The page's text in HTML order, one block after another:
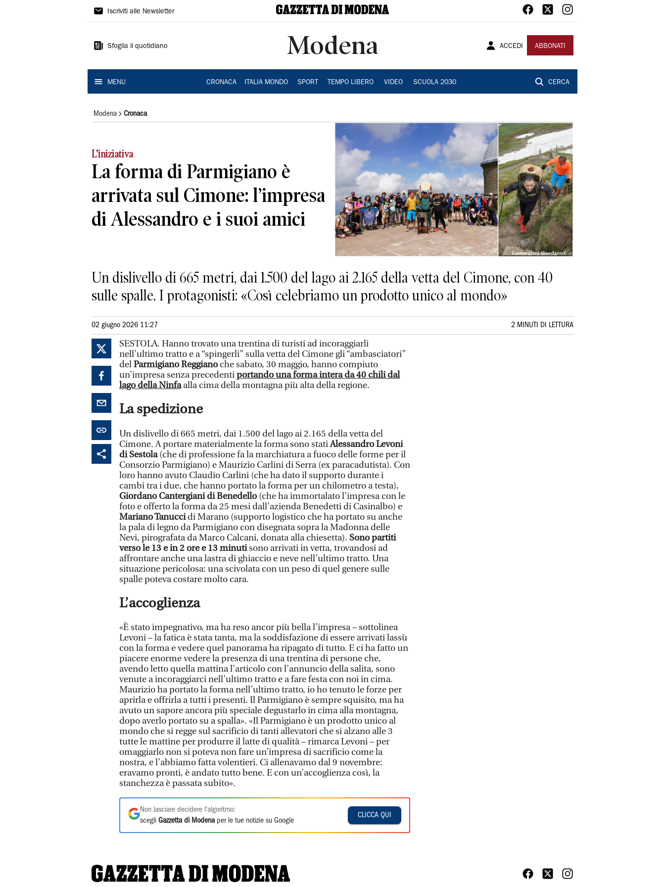
Gazzetta
Modena
Iscriviti alle Newsletter
Sfoglia il quotidiano Modena ACCEDI ABBONATI
MENU CRONACA ITALIA MONDO SPORT TEMPO LIBERO VIDEO SCUOLA 2030 CERCA
Modena Cronaca
L’iniziativa
La forma di Parmigiano è
arrivata sul Cimone: l’impresa
di Alessandro e i suoi amici
Un dislivello di 665 metri, dai 1.500 del lago ai 2.165 della vetta del Cimone, con 40
sulle spalle. I protagonisti: «Così celebriamo un prodotto unico al mondo»
02 giugno 2026 11:27 2 MINUTI DI LETTURA
SESTOLA. Hanno trovato una trentina di turisti ad incoraggiarli
nell’ultimo tratto e a “spingerli” sulla vetta del Cimone gli “ambasciatori”
delParmigiano Reggianoche sabato, 30 maggio, hanno compiuto
un’impresa senza precedentiportando una forma intera da 40 chili dal
lago della Ninfaalla cima della montagna più alta della regione.
La spedizione
Un dislivello di 665 metri, dai 1.500 del lago ai 2.165 della vetta del
Cimone. A portare materialmente la forma sono statiAlessandro Levoni
di Sestola(che di professione fa la marchiatura a fuoco delle forme per il
Consorzio Parmigiano) e Maurizio Carlini di Serra (ex paracadutista). Con
loro hanno avuto Claudio Carlini (che ha dato il supporto durante i
cambi tra i due, che hanno portato la forma per un chilometro a testa),
Giordano Cantergiani di Benedello(che ha immortalato l’impresa con le
foto e offerto la forma da 25 mesi dall’azienda Benedetti di Casinalbo) e
Mariano Tanuccidi Marano (supporto logistico che ha portato su anche
la pala di legno da Parmigiano con disegnata sopra la Madonna delle
Nevi, pirografata da Marco Calcani, donata alla chiesetta). Sono partiti
verso le 13 e in 2 ore e 13 minutisono arrivati in vetta, trovandosi ad
affrontare anche una lastra di ghiaccio e neve nell’ultimo tratto. Una
situazione pericolosa: una scivolata con un peso di quel genere sulle
spalle poteva costare molto cara.
L’accoglienza
«È stato impegnativo, ma ha reso ancor più bella l’impresa – sottolinea
Levoni – la fatica è stata tanta, ma la soddisfazione di essere arrivati lassù
con la forma e vedere quel panorama ha ripagato di tutto. E ci ha fatto un
piacere enorme vedere la presenza di una trentina di persone che,
avendo letto quella mattina l’articolo con l’annuncio della salita, sono
venute a incoraggiarci nell’ultimo tratto e a fare festa con noi in cima.
Maurizio ha portato la forma nell’ultimo tratto, io ho tenuto le forze per
aprirla e offrirla a tutti i presenti. Il Parmigiano è sempre squisito, ma ha
avuto un sapore ancora più speciale degustarlo in cima alla montagna,
dopo averlo portato su a spalla». «Il Parmigiano è un prodotto unico al
mondo che si regge sul sacrificio di tanti allevatori che si alzano alle 3
tutte le mattine per produrre il latte di qualità – rimarca Levoni – per
omaggiarlo non si poteva non fare un’impresa di sacrificio come la
nostra, e l’abbiamo fatta volentieri. Ci allenavamo dal 9 novembre:
eravamo pronti, è andato tutto bene. E con un’accoglienza così, la
stanchezza è passata subito».
Non lasciare decidere l'algoritmo:
scegli Gazzetta di Modena per le tue notizie su Google
CLICCA QUI